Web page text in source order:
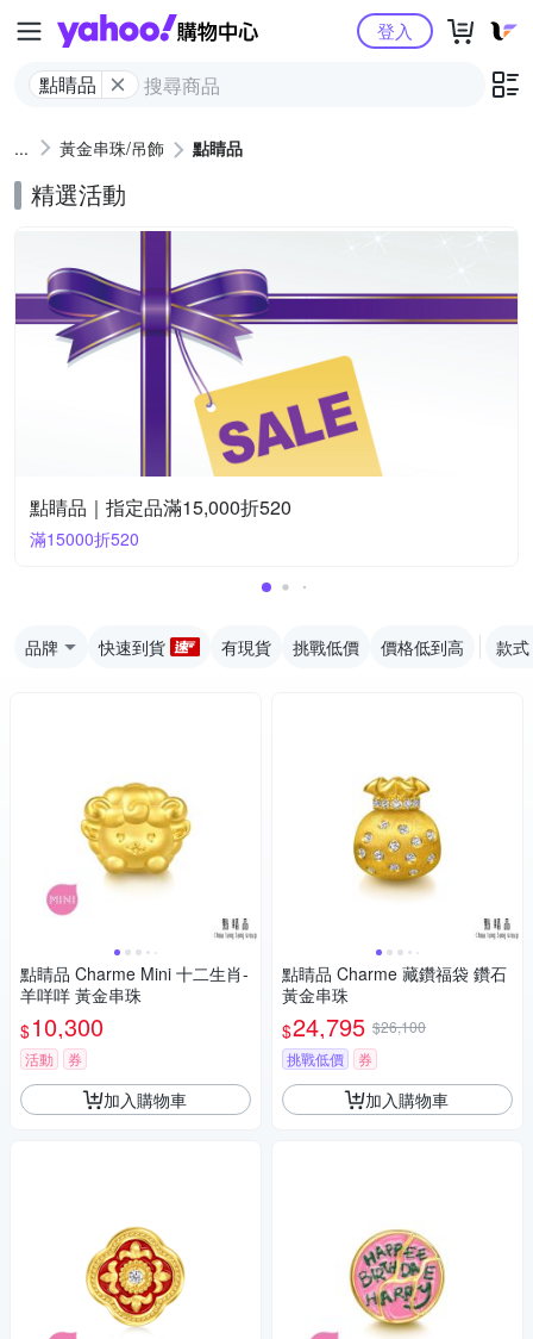
Yahoo購物中心
點睛品
登入
黃金串珠/吊飾 點睛品
精選活動
點睛品｜指定品滿15,000折520
滿15000折520
品牌 快速到貨 有現貨 挑戰低價 價格低到高 款式
點睛品 Charme Mini 十二生肖-
羊咩咩 黃金串珠
$10,300
活動 券
加入購物車
點睛品 Charme 藏鑽福袋 鑽石
黃金串珠
$24,795 $26,100
挑戰低價
券
加入購物車